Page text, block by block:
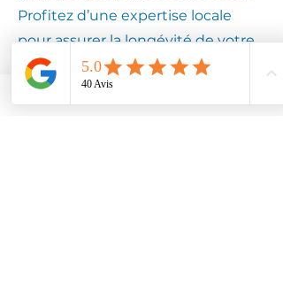
Profitez d’une expertise locale
pour assurer la longévité de votre
équipement.